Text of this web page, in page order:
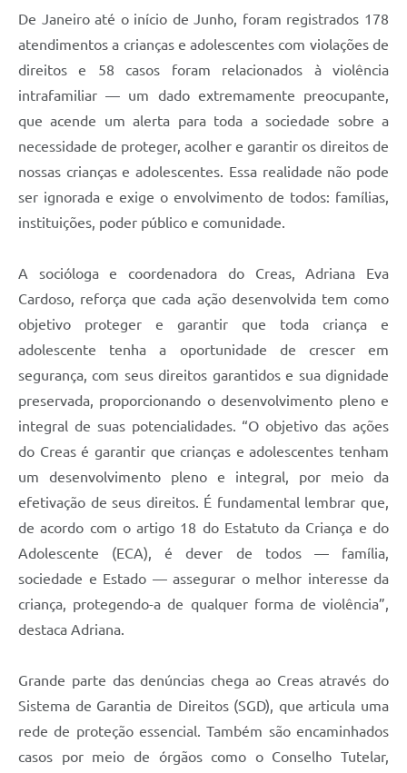
De Janeiro até o início de Junho, foram registrados 178
atendimentos a crianças e adolescentes com violações de
direitos e 58 casos foram relacionados à violência
intrafamiliar — um dado extremamente preocupante,
que acende um alerta para toda a sociedade sobre a
necessidade de proteger, acolher e garantir os direitos de
nossas crianças e adolescentes. Essa realidade não pode
ser ignorada e exige o envolvimento de todos: famílias,
instituições, poder público e comunidade.
A socióloga e coordenadora do Creas, Adriana Eva
Cardoso, reforça que cada ação desenvolvida tem como
objetivo proteger e garantir que toda criança e
adolescente tenha a oportunidade de crescer em
segurança, com seus direitos garantidos e sua dignidade
preservada, proporcionando o desenvolvimento pleno e
integral de suas potencialidades. “O objetivo das ações
do Creas é garantir que crianças e adolescentes tenham
um desenvolvimento pleno e integral, por meio da
efetivação de seus direitos. É fundamental lembrar que,
de acordo com o artigo 18 do Estatuto da Criança e do
Adolescente (ECA), é dever de todos — família,
sociedade e Estado — assegurar o melhor interesse da
criança, protegendo-a de qualquer forma de violência”,
destaca Adriana.
Grande parte das denúncias chega ao Creas através do
Sistema de Garantia de Direitos (SGD), que articula uma
rede de proteção essencial. Também são encaminhados
casos por meio de órgãos como o Conselho Tutelar,